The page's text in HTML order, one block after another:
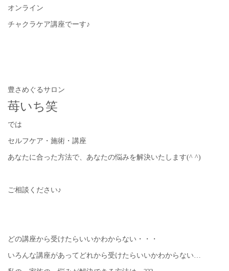
オンライン
チャクラケア講座でーす♪
豊さめぐるサロン
苺いち笑
では
セルフケア・施術・講座
あなたに合った方法で、あなたの悩みを解決いたします(^ ^)
ご相談ください♪
どの講座から受けたらいいかわからない・・・
いろんな講座があってどれから受けたらいいかわからない…